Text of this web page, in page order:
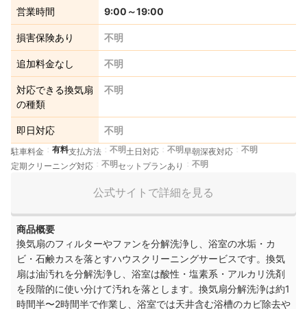
営業時間 9:00～19:00
損害保険あり 不明
追加料金なし 不明
対応できる換気扇
の種類
不明
即日対応 不明
駐車料金 有料支払方法 不明土日対応 不明早朝深夜対応
不明
定期クリーニング対応
不明セットプランあり 不明
公式サイトで詳細を見る
商品概要
換気扇のフィルターやファンを分解洗浄し、浴室の水垢・カ
ビ・石鹸カスを落とすハウスクリーニングサービスです。換気
扇は油汚れを分解洗浄し、浴室は酸性・塩素系・アルカリ洗剤
を段階的に使い分けて汚れを落とします。換気扇分解洗浄は約1
時間半〜2時間半で作業し、浴室では天井含む浴槽のカビ除去や